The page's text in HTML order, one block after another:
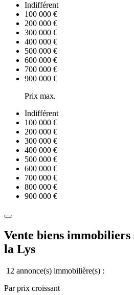
Indifférent
100 000 €
200 000 €
300 000 €
400 000 €
500 000 €
600 000 €
700 000 €
900 000 €
Prix max.
Indifférent
100 000 €
200 000 €
300 000 €
400 000 €
500 000 €
600 000 €
700 000 €
800 000 €
900 000 €
Vente biens immobiliers
la Lys
12 annonce(s) immobilière(s) :
Par prix croissant